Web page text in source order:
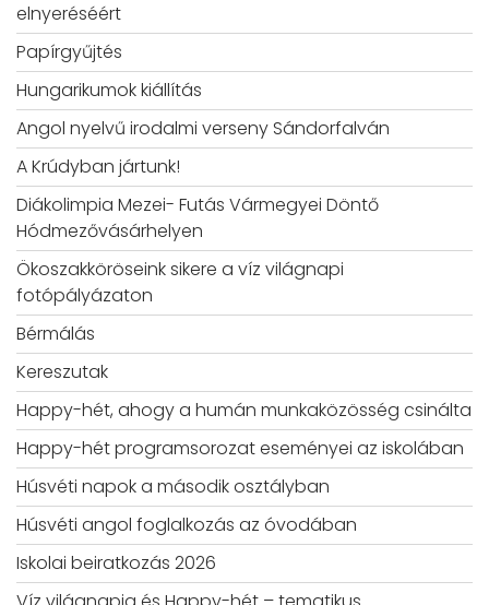
elnyeréséért
Papírgyűjtés
Hungarikumok kiállítás
Angol nyelvű irodalmi verseny Sándorfalván
A Krúdyban jártunk!
Diákolimpia Mezei- Futás Vármegyei Döntő
Hódmezővásárhelyen
Ökoszakköröseink sikere a víz világnapi
fotópályázaton
Bérmálás
Kereszutak
Happy-hét, ahogy a humán munkaközösség csinálta
Happy-hét programsorozat eseményei az iskolában
Húsvéti napok a második osztályban
Húsvéti angol foglalkozás az óvodában
Iskolai beiratkozás 2026